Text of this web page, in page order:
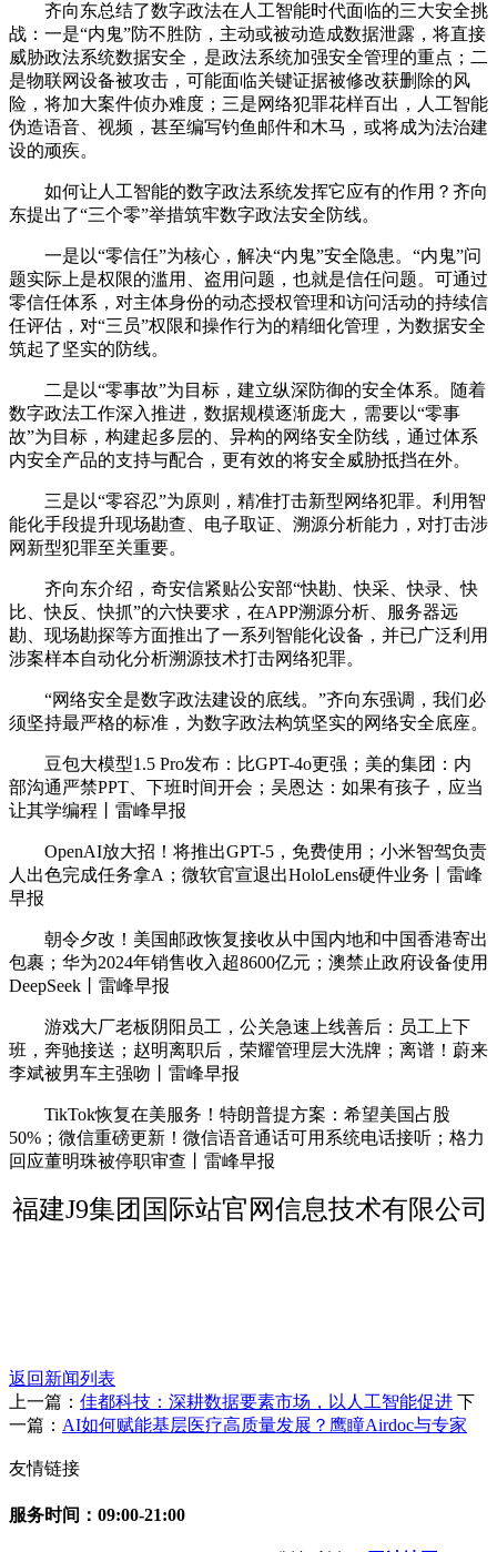
齐向东总结了数字政法在人工智能时代面临的三大安全挑
战：一是“内鬼”防不胜防，主动或被动造成数据泄露，将直接
威胁政法系统数据安全，是政法系统加强安全管理的重点；二
是物联网设备被攻击，可能面临关键证据被修改获删除的风
险，将加大案件侦办难度；三是网络犯罪花样百出，人工智能
伪造语音、视频，甚至编写钓鱼邮件和木马，或将成为法治建
设的顽疾。
如何让人工智能的数字政法系统发挥它应有的作用？齐向
东提出了“三个零”举措筑牢数字政法安全防线。
一是以“零信任”为核心，解决“内鬼”安全隐患。“内鬼”问
题实际上是权限的滥用、盗用问题，也就是信任问题。可通过
零信任体系，对主体身份的动态授权管理和访问活动的持续信
任评估，对“三员”权限和操作行为的精细化管理，为数据安全
筑起了坚实的防线。
二是以“零事故”为目标，建立纵深防御的安全体系。随着
数字政法工作深入推进，数据规模逐渐庞大，需要以“零事
故”为目标，构建起多层的、异构的网络安全防线，通过体系
内安全产品的支持与配合，更有效的将安全威胁抵挡在外。
三是以“零容忍”为原则，精准打击新型网络犯罪。利用智
能化手段提升现场勘查、电子取证、溯源分析能力，对打击涉
网新型犯罪至关重要。
齐向东介绍，奇安信紧贴公安部“快勘、快采、快录、快
比、快反、快抓”的六快要求，在APP溯源分析、服务器远
勘、现场勘探等方面推出了一系列智能化设备，并已广泛利用
涉案样本自动化分析溯源技术打击网络犯罪。
“网络安全是数字政法建设的底线。”齐向东强调，我们必
须坚持最严格的标准，为数字政法构筑坚实的网络安全底座。
豆包大模型1.5 Pro发布：比GPT-4o更强；美的集团：内
部沟通严禁PPT、下班时间开会；吴恩达：如果有孩子，应当
让其学编程丨雷峰早报
OpenAI放大招！将推出GPT-5，免费使用；小米智驾负责
人出色完成任务拿A；微软官宣退出HoloLens硬件业务丨雷峰
早报
朝令夕改！美国邮政恢复接收从中国内地和中国香港寄出
包裹；华为2024年销售收入超8600亿元；澳禁止政府设备使用
DeepSeek丨雷峰早报
游戏大厂老板阴阳员工，公关急速上线善后：员工上下
班，奔驰接送；赵明离职后，荣耀管理层大洗牌；离谱！蔚来
李斌被男车主强吻丨雷峰早报
TikTok恢复在美服务！特朗普提方案：希望美国占股
50%；微信重磅更新！微信语音通话可用系统电话接听；格力
回应董明珠被停职审查丨雷峰早报
福建J9集团国际站官网信息技术有限公司
返回新闻列表
上一篇： 佳都科技：深耕数据要素市场，以人工智能促进 下
一篇： AI如何赋能基层医疗高质量发展？鹰瞳Airdoc与专家
友情链接
服务时间：09:00-21:00